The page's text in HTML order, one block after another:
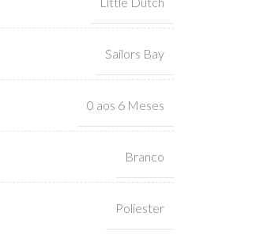
Sailors Bay
0 aos 6 Meses
Branco
Poliester